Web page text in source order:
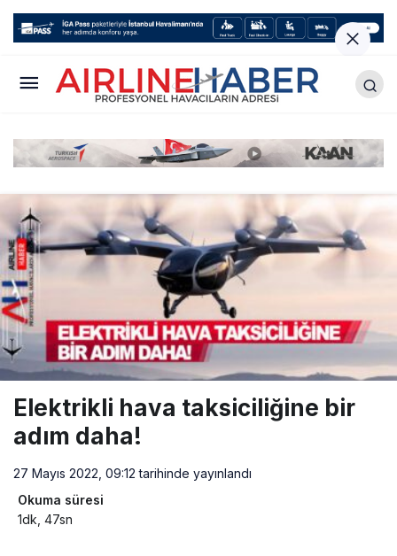
Elektrikli hava taksiciliğine bir
adım daha!
27 Mayıs 2022, 09:12 tarihinde yayınlandı
Okuma süresi
1dk, 47sn